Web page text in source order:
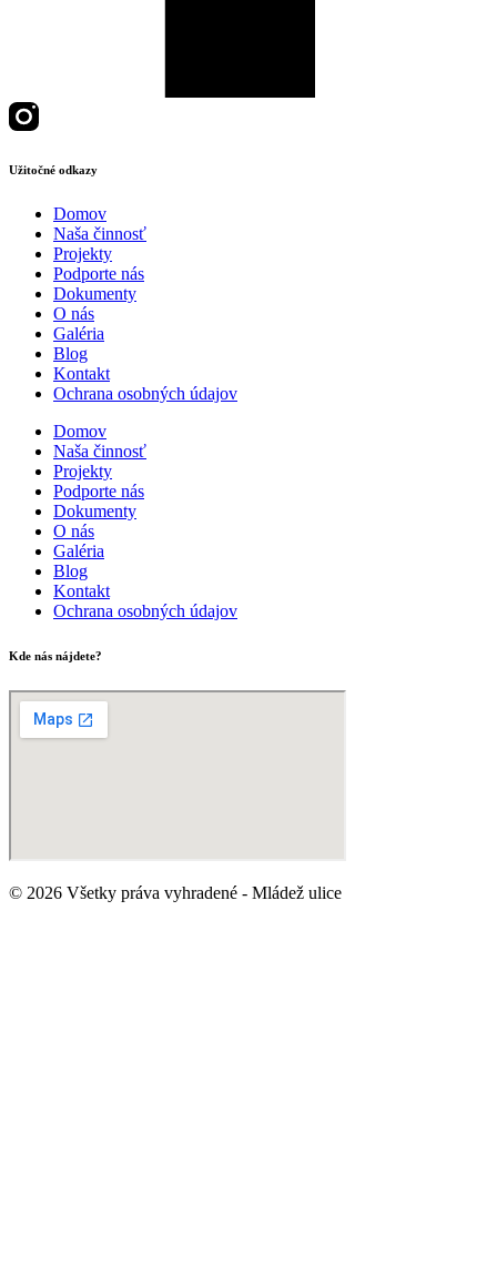
Užitočné odkazy
Domov
Naša činnosť
Projekty
Podporte nás
Dokumenty
O nás
Galéria
Blog
Kontakt
Ochrana osobných údajov
Domov
Naša činnosť
Projekty
Podporte nás
Dokumenty
O nás
Galéria
Blog
Kontakt
Ochrana osobných údajov
Kde nás nájdete?
© 2026 Všetky práva vyhradené - Mládež ulice